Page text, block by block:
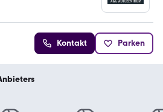
Kontakt Parken